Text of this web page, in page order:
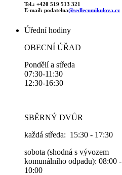
Tel.: +420 519 513 321
E-mail: podatelna@sedlecumikulova.cz
Úřední hodiny
OBECNÍ ÚŘAD
Pondělí a středa
07:30-11:30
12:30-16:30
SBĚRNÝ DVŮR
každá středa: 15:30 - 17:30
sobota (shodná s vývozem
komunálního odpadu): 08:00 -
10:00